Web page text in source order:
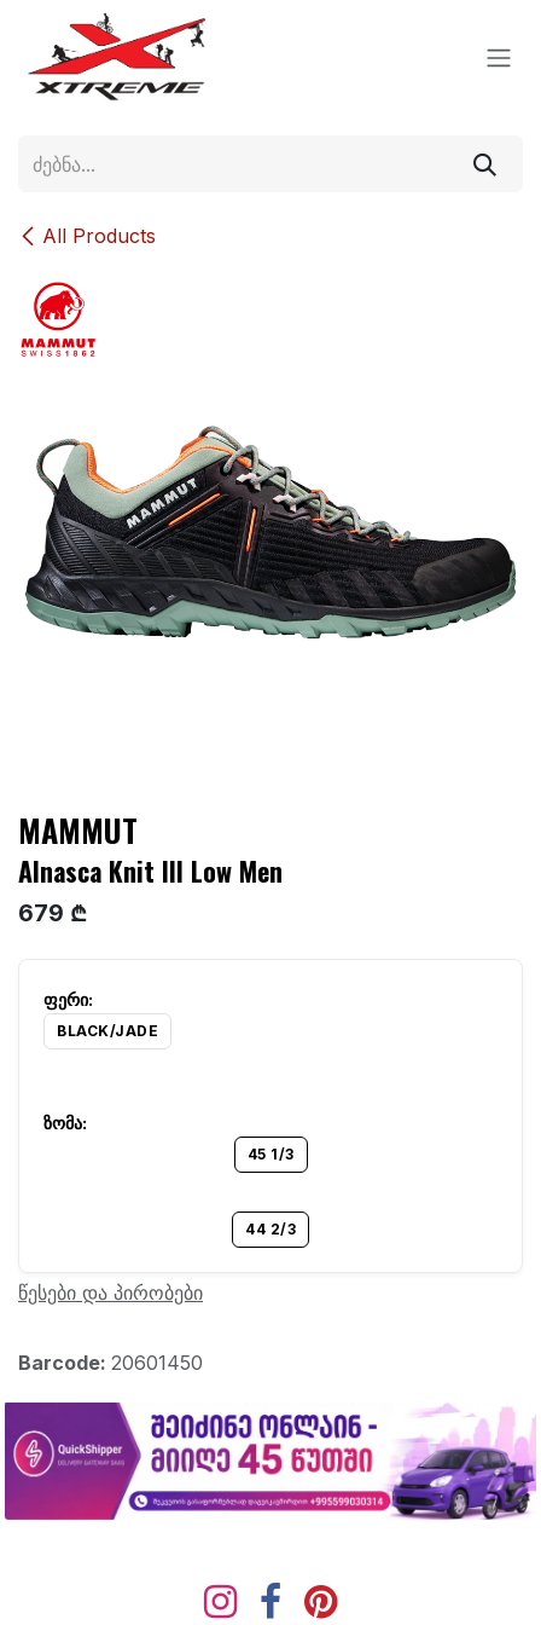
Skip to Content
All Products
MAMMUT
Alnasca Knit III Low Men
679 ₾
BLACK/JADE
45 1/3
44 2/3
წესები და პირობები
Barcode: 20601450